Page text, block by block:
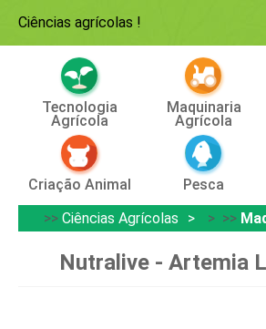
Ciências agrícolas !
Tecnologia
Agrícola
Maquinaria
Agrícola
Criação Animal Pesca
>> Ciências Agrícolas > >>
Nutralive - Artemia